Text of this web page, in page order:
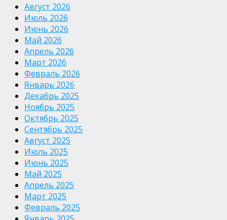
Август 2026
Июль 2026
Июнь 2026
Май 2026
Апрель 2026
Март 2026
Февраль 2026
Январь 2026
Декабрь 2025
Ноябрь 2025
Октябрь 2025
Сентябрь 2025
Август 2025
Июль 2025
Июнь 2025
Май 2025
Апрель 2025
Март 2025
Февраль 2025